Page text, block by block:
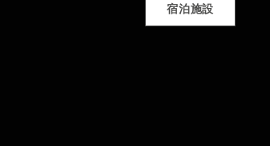
宿泊施設